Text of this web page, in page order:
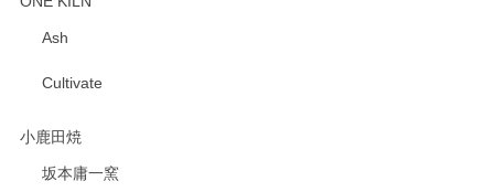
Ash
Cultivate
小鹿田焼
坂本庸一窯